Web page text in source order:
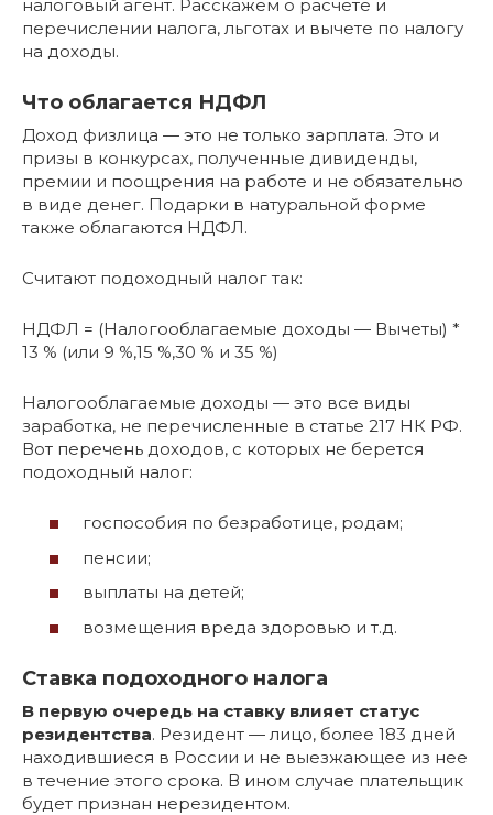
налоговый агент. Расскажем о расчете и
перечислении налога, льготах и вычете по налогу
на доходы.
Что облагается НДФЛ
Доход физлица — это не только зарплата. Это и
призы в конкурсах, полученные дивиденды,
премии и поощрения на работе и не обязательно
в виде денег. Подарки в натуральной форме
также облагаются НДФЛ.
Считают подоходный налог так:
НДФЛ = (Налогооблагаемые доходы — Вычеты) *
13 % (или 9 %,15 %,30 % и 35 %)
Налогооблагаемые доходы — это все виды
заработка, не перечисленные в статье 217 НК РФ.
Вот перечень доходов, с которых не берется
подоходный налог:
госпособия по безработице, родам;
пенсии;
выплаты на детей;
возмещения вреда здоровью и т.д.
Ставка подоходного налога
В первую очередь на ставку влияет статус
резидентства. Резидент — лицо, более 183 дней
находившиеся в России и не выезжающее из нее
в течение этого срока. В ином случае плательщик
будет признан нерезидентом.